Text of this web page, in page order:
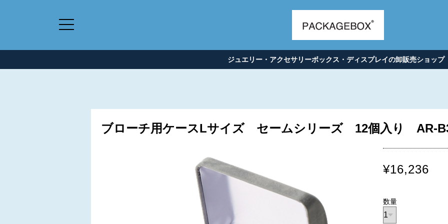
ジュエリー・アクセサリーボックス・ディスプレイの卸販売ショップ
ブローチ用ケースLサイズ セームシリーズ 12個入り AR-
¥16,236
数量